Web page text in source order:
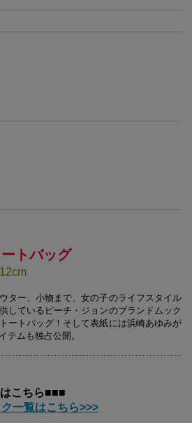
トバッグ
ター、小物まで、女の子のライフスタイル
しているピーチ・ジョンのブランドムック
ートバッグ！そして表紙には浜崎あゆみが
テムも独占公開。
こちら■■■
一覧はこちら>>>